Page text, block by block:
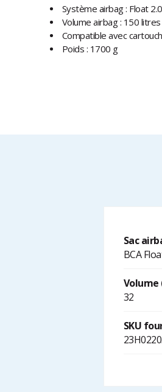
Système airbag : Float 2.0
Volume airbag : 150 litres
Compatible avec
Poids : 1700 g
Sac
BCA
Volume
32
SKU